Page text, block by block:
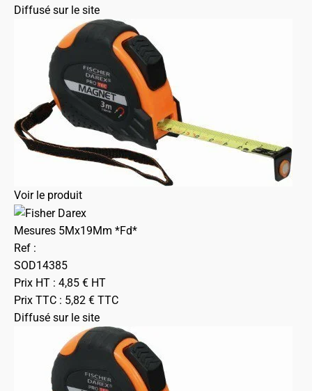
Diffusé sur le site
Voir le produit
Mesures 5Mx19Mm *Fd*
Ref :
SOD14385
Prix HT : 4,85 € HT
Prix TTC : 5,82 € TTC
Diffusé sur le site